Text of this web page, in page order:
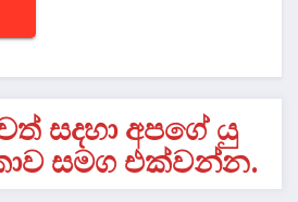
සදහා අපගේ යු
සමග එක්වන්න.